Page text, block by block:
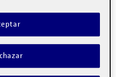
de Economía y Empresa
aplicados a la